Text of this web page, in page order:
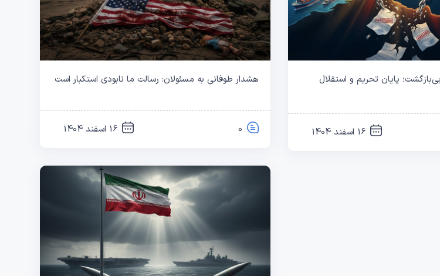
پایان تحریم و استقلال
16 اسفند 1404
هشدار طوفانی به مسئولان: رسالت ما نابودی استکبار است
0 16 اسفند 1404